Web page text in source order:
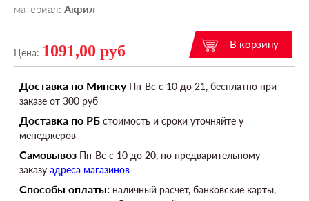
материал: Акрил
Цена: 1091,00 руб
Доставка по МинскуПн-Вс c 10 до 21, бесплатно при
заказе от 300 руб
Доставка по РБ стоимость и сроки уточняйте у
менеджеров
Самовывоз Пн-Вс c 10 до 20, по предварительному
заказу адреса магазинов
Способы оплаты: наличный расчет, банковские карты,